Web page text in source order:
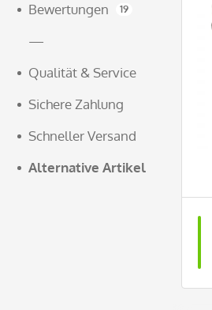
Bewertungen 19
—
Qualität & Service
Sichere Zahlung
Schneller Versand
Alternative Artikel